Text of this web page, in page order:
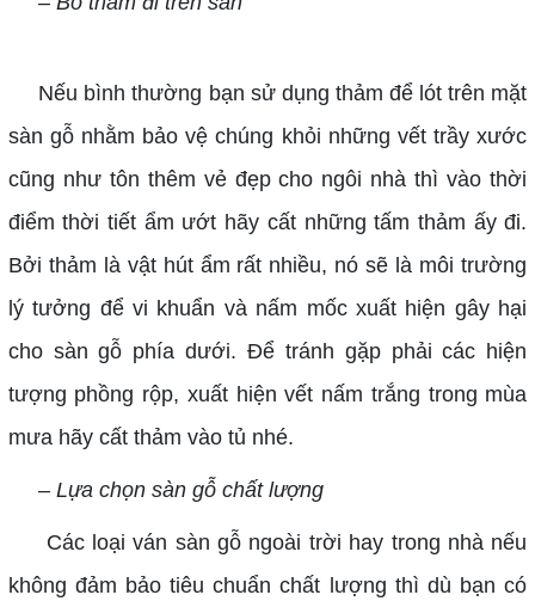
Nếu bình thường bạn sử dụng thảm để lót trên mặt
sàn gỗ nhằm bảo vệ chúng khỏi những vết trầy xước
cũng như tôn thêm vẻ đẹp cho ngôi nhà thì vào thời
điểm thời tiết ẩm ướt hãy cất những tấm thảm ấy đi.
Bởi thảm là vật hút ẩm rất nhiều, nó sẽ là môi trường
lý tưởng để vi khuẩn và nấm mốc xuất hiện gây hại
cho sàn gỗ phía dưới. Để tránh gặp phải các hiện
tượng phồng rộp, xuất hiện vết nấm trắng trong mùa
mưa hãy cất thảm vào tủ nhé.
– Lựa chọn sàn gỗ chất lượng
Các loại ván sàn gỗ ngoài trời hay trong nhà nếu
không đảm bảo tiêu chuẩn chất lượng thì dù bạn có